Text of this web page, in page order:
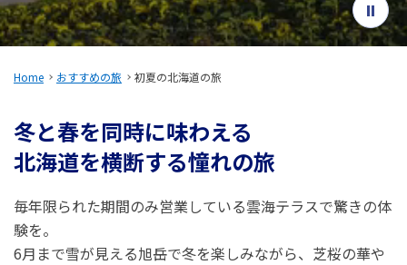
閉じる
Home おすすめの旅 初夏の北海道の旅
冬と春を同時に味わえる
北海道を横断する憧れの旅
毎年限られた期間のみ営業している雲海テラスで驚きの体
験を。
6月まで雪が見える旭岳で冬を楽しみながら、芝桜の華や